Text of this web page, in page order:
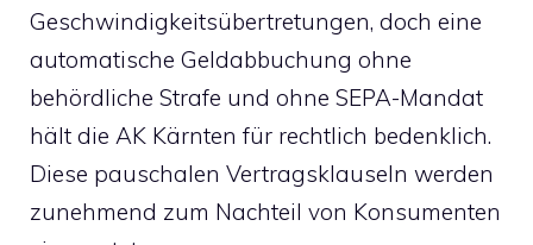
Geschwindigkeitsübertretungen, doch eine
automatische Geldabbuchung ohne
behördliche Strafe und ohne SEPA-Mandat
hält die AK Kärnten für rechtlich bedenklich.
Diese pauschalen Vertragsklauseln werden
zunehmend zum Nachteil von Konsumenten